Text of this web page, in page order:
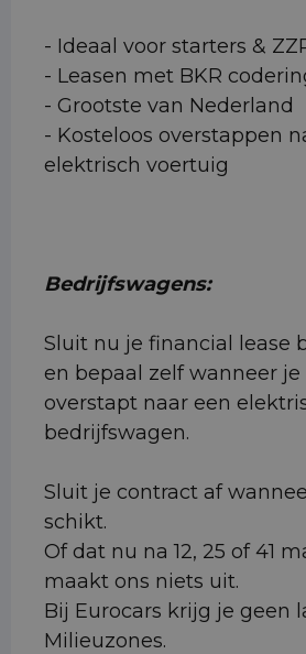
- Ideaal voor starters &
- Leasen met BKR
- Grootste van Nederland
- Kosteloos overstappen
elektrisch voertuig
Bedrijfswagens:
Sluit nu je financial lease
en bepaal zelf wanneer
overstapt naar een
bedrijfswagen.
Sluit je contract af
schikt.
Of dat nu na 12, 25 of 41
maakt ons niets uit.
Bij Eurocars krijg je geen
Milieuzones.